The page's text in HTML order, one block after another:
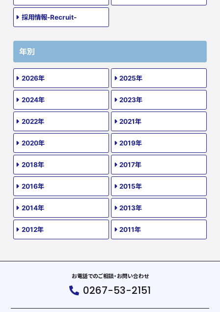
採用情報-Recruit-
年別
2026年 2025年
2024年 2023年
2022年 2021年
2020年 2019年
2018年 2017年
2016年 2015年
2014年 2013年
2012年 2011年
お電話でのご相談・お問い合わせ
0267-53-2151